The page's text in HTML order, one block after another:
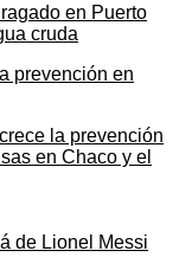
en Puerto
cruda
la prevención
en Chaco y el